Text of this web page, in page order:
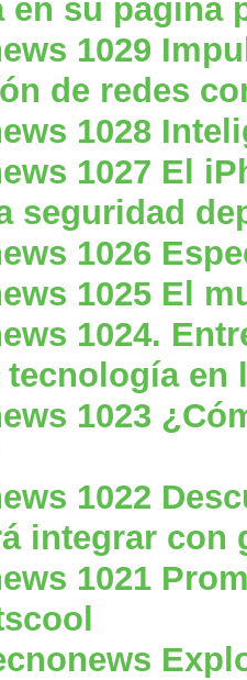
en su página
1029
de redes
1028
1027 El
seguridad
1026
1025 El
1024.
en
1023
1022
integrar con
1021